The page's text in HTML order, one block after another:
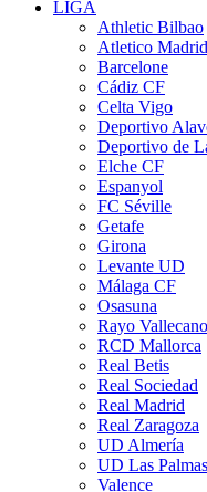
LIGA
Athletic Bilbao
Atletico Madrid
Barcelone
Cádiz CF
Celta Vigo
Deportivo
Deportivo de
Elche CF
Espanyol
FC Séville
Getafe
Girona
Levante UD
Málaga CF
Osasuna
Rayo Vallecano
RCD Mallorca
Real Betis
Real Sociedad
Real Madrid
Real Zaragoza
UD Almería
UD Las Palmas
Valence